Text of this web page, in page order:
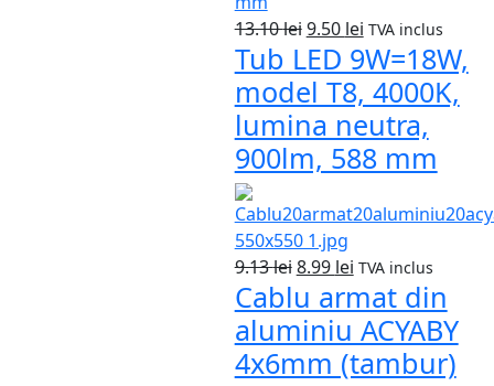
13.10leiPrețul
inițial
a
fost:
13.10 lei.
9.50 leiPrețul
curent
este:
9.50 lei.
TVA inclus
Tub LED 9W=18W,
model T8, 4000K,
lumina neutra,
900lm, 588 mm
9.13leiPrețul
inițial
a
fost:
9.13 lei.
8.99 leiPrețul
curent
este:
8.99 lei.
TVA inclus
Cablu armat din
aluminiu ACYABY
4x6mm (tambur)